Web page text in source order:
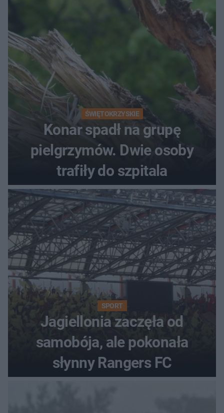
ŚWIĘTOKRZYSKIE
Konar spadł na grupę
pielgrzymów. Dwie osoby
trafiły do szpitala
SPORT
Jagiellonia zaczęła od
samobója, ale pokonała
słynny Rangers FC